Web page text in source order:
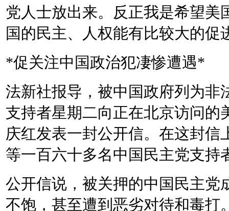
党人士放出来。反正我是希望美
国的民主、人权能有比较大的促
*促关注中国政治犯凄惨遭遇*
法新社报导，被中国政府列为非
支持者星期二向正在北京访问的
庆红发表一封公开信。在这封信
等一百六十多名中国民主党支持
公开信说，被关押的中国民主党
不饱，甚至遭到恶劣对待和毒打